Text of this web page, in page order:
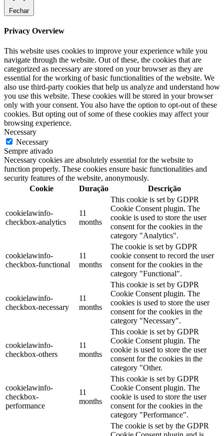
Fechar
Privacy Overview
This website uses cookies to improve your experience while you
navigate through the website. Out of these, the cookies that are
categorized as necessary are stored on your browser as they are
essential for the working of basic functionalities of the website. We
also use third-party cookies that help us analyze and understand how
you use this website. These cookies will be stored in your browser
only with your consent. You also have the option to opt-out of these
cookies. But opting out of some of these cookies may affect your
browsing experience.
Necessary
Necessary
Sempre ativado
Necessary cookies are absolutely essential for the website to
function properly. These cookies ensure basic functionalities and
security features of the website, anonymously.
Cookie
Duração Descrição
cookielawinfo-
checkbox-analytics
11
months
This cookie is set by GDPR
Cookie Consent plugin. The
cookie is used to store the user
consent for the cookies in the
category "Analytics".
cookielawinfo-
checkbox-functional
11
months
The cookie is set by GDPR
cookie consent to record the user
consent for the cookies in the
category "Functional".
cookielawinfo-
checkbox-necessary
11
months
This cookie is set by GDPR
Cookie Consent plugin. The
cookies is used to store the user
consent for the cookies in the
category "Necessary".
cookielawinfo-
checkbox-others
11
months
This cookie is set by GDPR
Cookie Consent plugin. The
cookie is used to store the user
consent for the cookies in the
category "Other.
cookielawinfo-
checkbox-
performance
11
months
This cookie is set by GDPR
Cookie Consent plugin. The
cookie is used to store the user
consent for the cookies in the
category "Performance".
The cookie is set by the GDPR